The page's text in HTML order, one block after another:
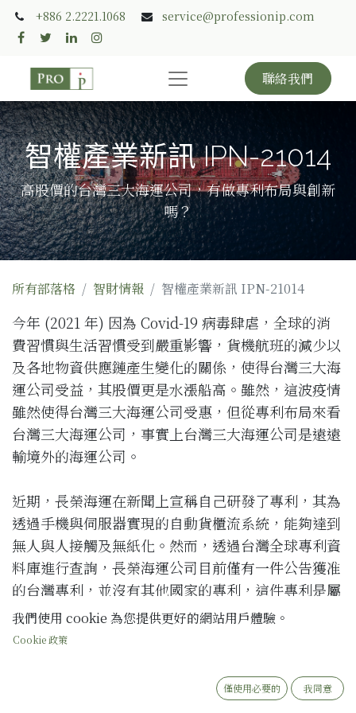
+886 2.2221.1068 service@professionip.com
聯絡我們
智權產業新訊 IPN-21014
高股價的台灣三大海運公司，有做專利布局與創新
嗎？
所有部落格 智財情報 智權產業新訊 IPN-21014
今年 (2021 年) 因為 Covid-19 病毒肆虐，全球的消
費習慣與生活習慣受到嚴重影響，貨機航班的減少以
及各地物資供應鏈產生變化的關係，使得台灣三大海
運公司受益，其股價更是水漲船高。雖然，這波疫情
雖然使得台灣三大海運公司受惠，但從專利布局來看
台灣三大海運公司，事實上台灣三大海運公司是遠遠
輸境外的海運公司。
近期，長榮海運在新聞上宣稱自己研發了專利，其為
透過手機與伺服器實現的自動貨櫃流系統，能夠達到
無人與人接觸及無紙化。然而，透過台灣全球專利資
料庫進行查詢，長榮海運公司目前僅有一件公告獲准
的台灣專利，並沒有其他國家的專利，這件專利是屬
於新型，雖然進行了一案兩請，但是台灣發明案
審查階段。另外，這件公告新型專利的獨立項只有一
我們使用 cookie 為您提供更好的網站用戶體驗。
Cookie 政策
僅使用必要的 我同意